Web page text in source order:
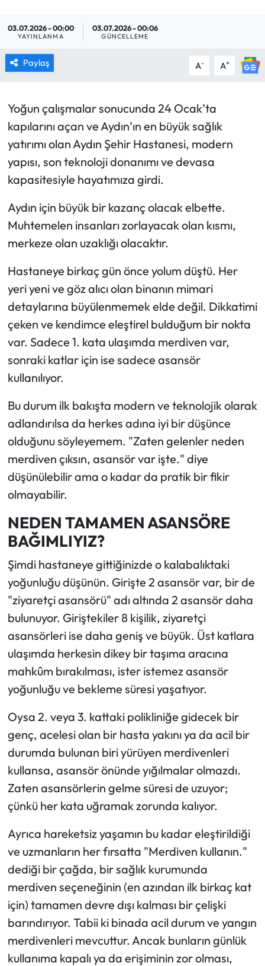
03.07.2026 - 00:00
YAYINLANMA
03.07.2026 - 00:06
GÜNCELLEME
Paylaş A- A+
Yoğun çalışmalar sonucunda 24 Ocak’ta
kapılarını açan ve Aydın’ın en büyük sağlık
yatırımı olan Aydın Şehir Hastanesi, modern
yapısı, son teknoloji donanımı ve devasa
kapasitesiyle hayatımıza girdi.
Aydın için büyük bir kazanç olacak elbette.
Muhtemelen insanları zorlayacak olan kısmı,
merkeze olan uzaklığı olacaktır.
Hastaneye birkaç gün önce yolum düştü. Her
yeri yeni ve göz alıcı olan binanın mimari
detaylarına büyülenmemek elde değil. Dikkatimi
çeken ve kendimce eleştirel bulduğum bir nokta
var. Sadece 1. kata ulaşımda merdiven var,
sonraki katlar için ise sadece asansör
kullanılıyor.
Bu durum ilk bakışta modern ve teknolojik olarak
adlandırılsa da herkes adına iyi bir düşünce
olduğunu söyleyemem. "Zaten gelenler neden
merdiven çıksın, asansör var işte." diye
düşünülebilir ama o kadar da pratik bir fikir
olmayabilir.
NEDEN TAMAMEN ASANSÖRE
BAĞIMLIYIZ?
Şimdi hastaneye gittiğinizde o kalabalıktaki
yoğunluğu düşünün. Girişte 2 asansör var, bir de
"ziyaretçi asansörü" adı altında 2 asansör daha
bulunuyor. Giriştekiler 8 kişilik, ziyaretçi
asansörleri ise daha geniş ve büyük. Üst katlara
ulaşımda herkesin dikey bir taşıma aracına
mahkûm bırakılması, ister istemez asansör
yoğunluğu ve bekleme süresi yaşatıyor.
Oysa 2. veya 3. kattaki polikliniğe gidecek bir
genç, acelesi olan bir hasta yakını ya da acil bir
durumda bulunan biri yürüyen merdivenleri
kullansa, asansör önünde yığılmalar olmazdı.
Zaten asansörlerin gelme süresi de uzuyor;
çünkü her kata uğramak zorunda kalıyor.
Ayrıca hareketsiz yaşamın bu kadar eleştirildiği
ve uzmanların her fırsatta "Merdiven kullanın."
dediği bir çağda, bir sağlık kurumunda
merdiven seçeneğinin (en azından ilk birkaç kat
için) tamamen devre dışı kalması bir çelişki
barındırıyor. Tabii ki binada acil durum ve yangın
merdivenleri mevcuttur. Ancak bunların günlük
kullanıma kapalı ya da erişiminin zor olması,
SAĞLIK
SPOR
TARIM
TURİZM
YAŞAM
RESMİ İLANLAR